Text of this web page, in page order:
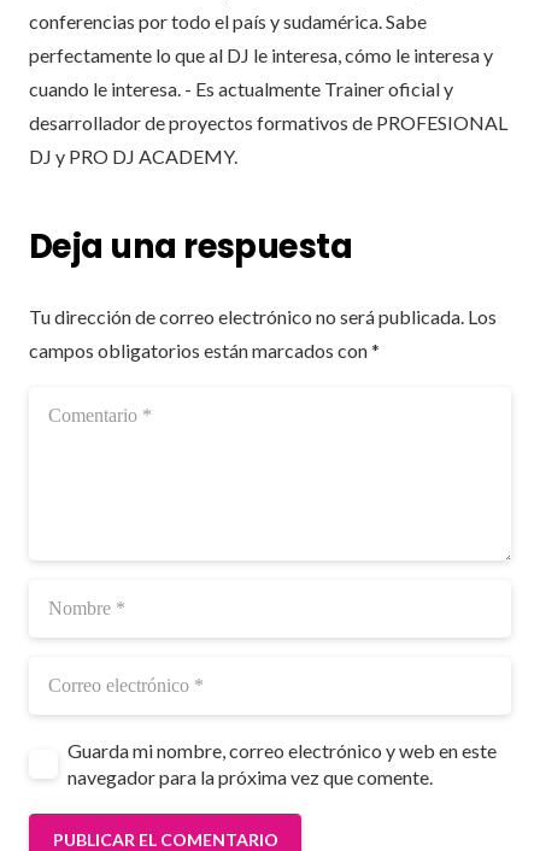
conferencias por todo el país y sudamérica. Sabe
perfectamente lo que al DJ le interesa, cómo le interesa y
cuando le interesa. - Es actualmente Trainer oficial y
desarrollador de proyectos formativos de PROFESIONAL
DJ y PRO DJ ACADEMY.
Deja una respuesta
Tu dirección de correo electrónico no será publicada. Los
campos obligatorios están marcados con*
Guarda mi nombre, correo electrónico y web en este
navegador para la próxima vez que comente.
PUBLICAR EL COMENTARIO